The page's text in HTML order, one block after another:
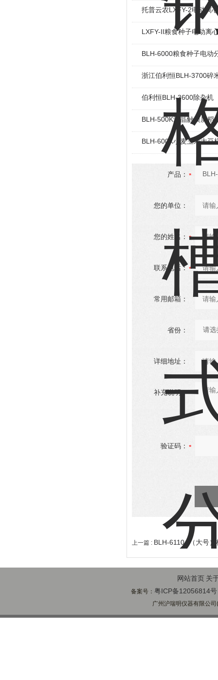
托普云农LXFY-2电动离
LXFY-II粮食种子电动离
BLH-6000粮食种子电动
浙江伯利恒BLH-3700碎
伯利恒BLH-3600除杂机
BLH-500K液晶触摸屏稻
BLH-600K小麦玉米大豆
产品：
您的单位：
您的姓名：
联系电话：
常用邮箱：
省份：
详细地址：
补充说明：
验证码：
上一篇 : BLH-6110A（大号
网站首页 关
备案号： 粤ICP备12056814号
广州沪瑞明仪器有限公